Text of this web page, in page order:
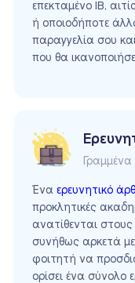
επεκταμένο IB,
ή οποιοδήποτε
παραγγελία σου
που θα
Ένα ερευνητικό
προκλητικές
ανατίθενται
συνήθως αρκετά
φοιτητή να
ορίσει ένα